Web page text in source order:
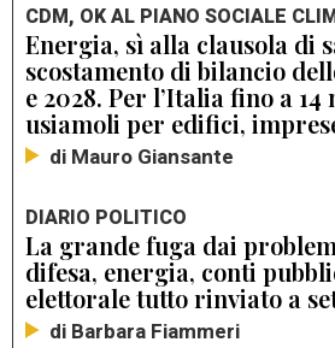
CDM, OK AL PIANO SOCIALE
Energia, sì alla clausola di
scostamento di bilancio
e 2028. Per l’Italia fino a
usiamoli per edifici,
di Mauro Giansante
DIARIO POLITICO
La grande fuga dai
difesa, energia, conti
elettorale tutto rinviato a
di Barbara Fiammeri